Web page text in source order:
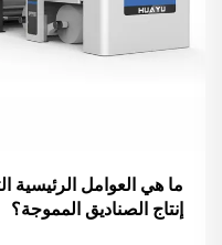
ما هي العوامل الرئيسية
إنتاج الصناديق المموجة؟